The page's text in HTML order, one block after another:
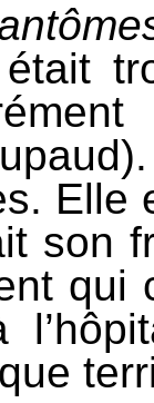
était
Elle
son
qui